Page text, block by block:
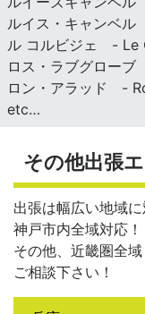
ルイス・キャンベ
ル コルビジェ - Le
ロス・ラブグロー
ロン・アラッド -
etc…
その他出張
出張は幅広い地域に
神戸市内全域対応！
その他、近畿圏全
ご相談下さい！